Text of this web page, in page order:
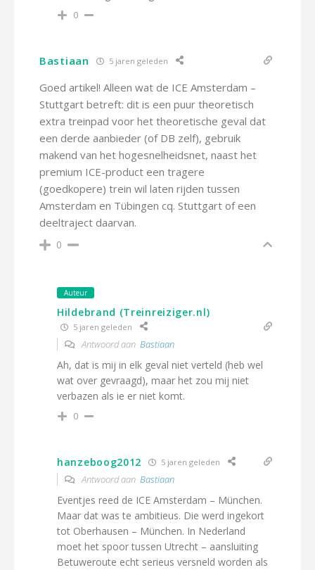
0
Bastiaan 5 jaren geleden
Goed artikel! Alleen wat de ICE Amsterdam –
Stuttgart betreft: dit is een puur theoretisch
extra treinpad voor het theoretische geval dat
een derde aanbieder (of DB zelf), gebruik
makend van het hogesnelheidsnet, naast het
premium ICE-product een tragere
(goedkopere) trein wil laten rijden tussen
Amsterdam en Tübingen cq. Stuttgart of een
deeltraject daarvan.
0
Auteur
Hildebrand (Treinreiziger.nl)
5 jaren geleden
Antwoord aan Bastiaan
Ah, dat is mij in elk geval niet verteld (heb wel
wat over gevraagd), maar het zou mij niet
verbazen als ie er niet komt.
0
hanzeboog2012 5 jaren geleden
Antwoord aan Bastiaan
Eventjes reed de ICE Amsterdam – München.
Maar dat was te ambitieus. Die werd ingekort
tot Oberhausen – München. In Nederland
moet het spoor tussen Utrecht – aansluiting
Betuweroute echt serieus versneld worden als